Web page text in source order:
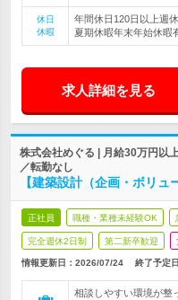
休日
休暇
年間休日120日以上週
夏期休暇年末年始休暇
求人詳細を見る
株式会社めぐる | 月給30万円以
／転勤なし
【建築設計（企画・ボリ
正社員 職種・業種未経験OK
完全週休2日制 第二新卒歓迎
情報更新日：2026/07/24 終了予定
相談しやすい環境が整